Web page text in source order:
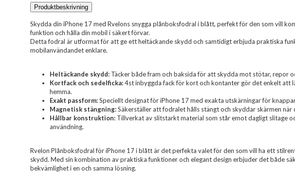
Produktbeskrivning
Skydda din iPhone 17 med Rvelons snygga plånboksfodral i blått, perfekt för den som vill
funktion och hålla din mobil i säkert förvar.
Detta fodral är utformat för att ge ett heltäckande skydd och samtidigt erbjuda praktiska
mobilanvändandet enklare.
Heltäckande skydd: Täcker både fram och baksida för att skydda mot stötar, repor
Kortfack och sedelficka:4st inbyggda fack för kort och kontanter gör det enkelt att
hemma.
Exakt passform:Speciellt designat för iPhone 17 med exakta utskärningar för
Magnetisk stängning:Säkerställer att fodralet hålls stängt och skyddar skärmen när
Hållbar konstruktion: Tillverkat av slitstarkt material som står emot dagligt slitage
användning.
Rvelon Plånboksfodral för iPhone 17 i blått är det perfekta valet för den som vill ha ett
skydd. Med sin kombination av praktiska funktioner och elegant design erbjuder det både
bekvämlighet i en och samma lösning.